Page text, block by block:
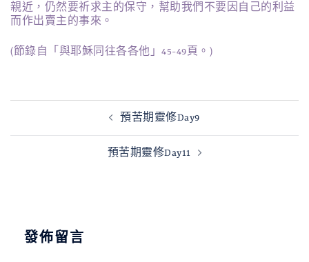
親近，仍然要祈求主的保守，幫助我們不要因自己的利益
而作出賣主的事來。
(節錄自「與耶穌同往各各他」45-49頁。)
導
預苦期靈修Day9
預苦期靈修Day11
發佈留言